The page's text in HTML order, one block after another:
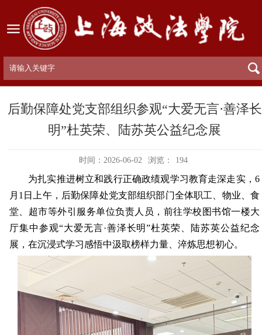
后勤保障处党支部组织参观“大爱无言·善泽长
明”杜英荣、陆苏英公益纪念展
时间：2026-06-02 浏览： 194
为扎实推进树立和践行正确政绩观学习教育走深走实，6
月1日上午，后勤保障处党支部组织部门全体职工、物业、食
堂、超市等外引服务单位负责人员，前往学校图书馆一楼大
厅集中参观“大爱无言·善泽长明”杜英荣、陆苏英公益纪念
展，在沉浸式学习感悟中汲取榜样力量、淬炼思想初心。